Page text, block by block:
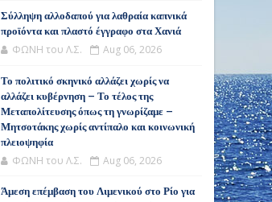
Σύλληψη αλλοδαπού για λαθραία καπνικά
προϊόντα και πλαστό έγγραφο στα Χανιά
ΦΩΝΗ του Λ.Σ. Aug 06, 2026
Το πολιτικό σκηνικό αλλάζει χωρίς να
αλλάζει κυβέρνηση – Το τέλος της
Μεταπολίτευσης όπως τη γνωρίζαμε –
Μητσοτάκης χωρίς αντίπαλο και κοινωνική
πλειοψηφία
ΦΩΝΗ του Λ.Σ. Aug 06, 2026
Άμεση επέμβαση του Λιμενικού στο Ρίο για